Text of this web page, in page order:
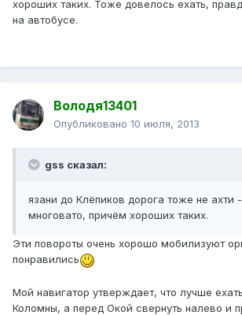
хороших таких. Тоже довелось ехать,
на автобусе.
Володя13401
Опубликовано 10 июля, 2013
gss сказал:
язани до Клёпиков дорога тоже не ахти
многовато, причём хороших таких.
Эти повороты очень хорошо мобилизуют
понравились
Мой навигатор утверждает, что лучше
Коломны, а перед Окой свернуть налево и